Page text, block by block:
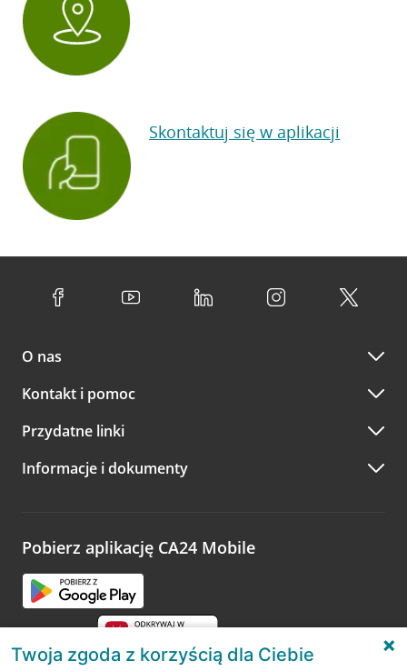
Skontaktuj się w aplikacji
O nas
Kontakt i pomoc
Przydatne linki
Informacje i dokumenty
Pobierz aplikację CA24 Mobile
Twoja zgoda z korzyścią dla Ciebie